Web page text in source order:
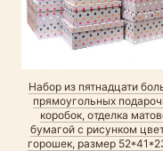
Набор из пятнадцати
прямоугольных
коробок, отделка
бумагой с рисунком
горошек, размер